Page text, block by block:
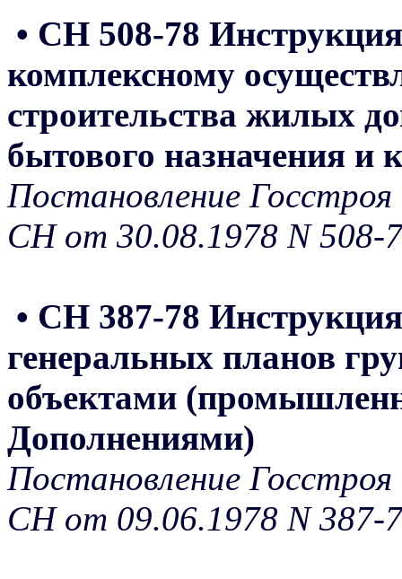
• СН 508-78
комплексному
строительства жилых
бытового назначения и
Постановление
СН от 30.08.1978 N 508-
• СН 387-78
генеральных планов
объектами
Дополнениями)
Постановление
СН от 09.06.1978 N 387-